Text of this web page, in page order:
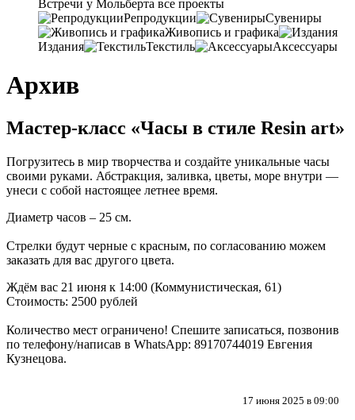
Встречи у Мольберта все проекты
Репродукции
Сувениры
Живопись и графика
Издания
Текстиль Аксессуары
Архив
Мастер-класс «Часы в стиле Resin art»
Погрузитесь в мир творчества и создайте уникальные часы
своими руками. Абстракция, заливка, цветы, море внутри —
унеси с собой настоящее летнее время.
Диаметр часов – 25 см.
Стрелки будут черные с красным, по согласованию можем
заказать для вас другого цвета.
Ждём вас 21 июня к 14:00 (Коммунистическая, 61)
Стоимость: 2500 рублей
Количество мест ограничено! ️Спешите записаться, позвонив
по телефону/написав в WhatsApp: 89170744019 Евгения
Кузнецова.
17 июня 2025 в 09:00